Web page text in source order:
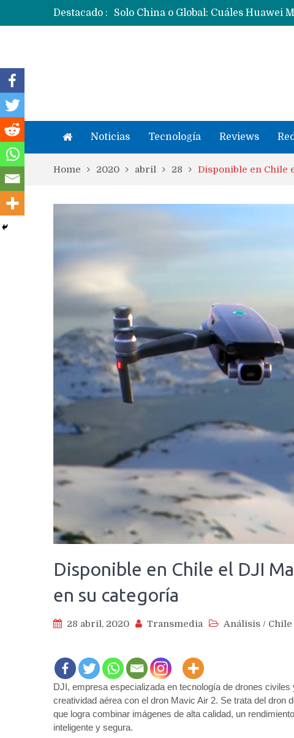
Destacado :
Noticias Tecnología Reviews
Home 2020 abril 28 Disponible en Chile
Disponible en Chile el DJI
en su categoría
28 abril, 2020 Transmedia Análisis / Chile
DJI, empresa especializada en tecnología de drones
creatividad aérea con el dron Mavic Air 2. Se trata del
que logra combinar imágenes de alta calidad, un
inteligente y segura.